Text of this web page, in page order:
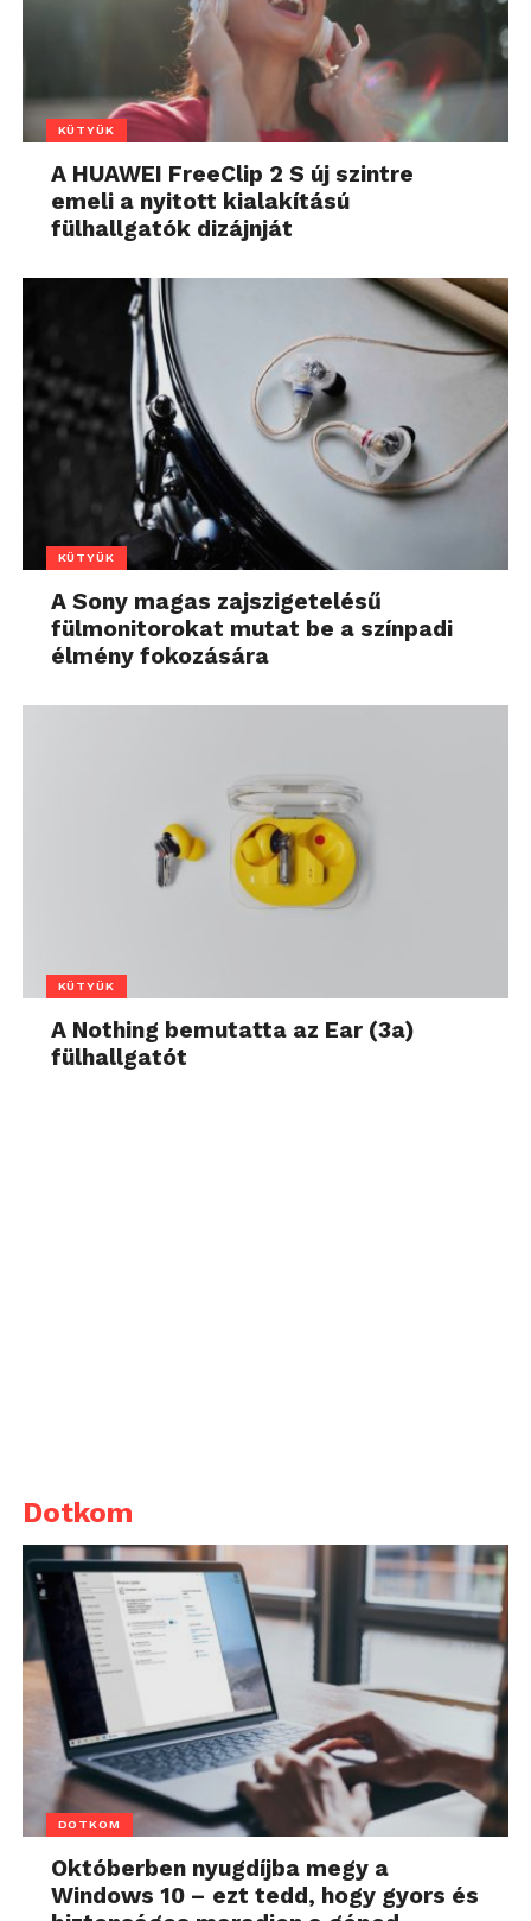
KÜTYÜK
A HUAWEI FreeClip 2 S új szintre
emeli a nyitott kialakítású
fülhallgatók dizájnját
KÜTYÜK
A Sony magas zajszigetelésű
fülmonitorokat mutat be a színpadi
élmény fokozására
KÜTYÜK
A Nothing bemutatta az Ear (3a)
fülhallgatót
Dotkom
DOTKOM
Októberben nyugdíjba megy a
Windows 10 – ezt tedd, hogy gyors és